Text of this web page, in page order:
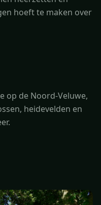
hoeft te maken over
op de Noord-Veluwe,
heidevelden en